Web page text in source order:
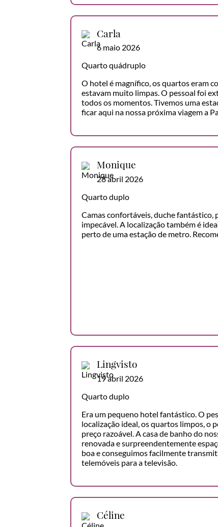
Carla
6 maio 2026
Quarto quádruplo
O hotel é magnífico, os quartos eram
estavam muito limpas. O pessoal foi
todos os momentos. Tivemos uma
ficar aqui na nossa próxima viagem a
Monique
28 abril 2026
Quarto duplo
Camas confortáveis, duche fantástico,
impecável. A localização também é
perto de uma estação de metro.
Lingvisto
19 abril 2026
Quarto duplo
Era um pequeno hotel fantástico. O
localização ideal, os quartos limpos, o
preço razoável. A casa de banho do
renovada e surpreendentemente
boa e conseguimos facilmente
telemóveis para a televisão.
Céline